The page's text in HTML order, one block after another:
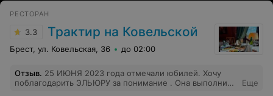
РЕСТОРАН
3.3 Трактир на Ковельской
Брест, ул. Ковельская, 36 до 02:00
Отзыв. 25 ИЮНЯ 2023 года отмечали юбилей. Хочу
поблагодарить ЭЛЬЮРУ за понимание . Она выполнила
Еще